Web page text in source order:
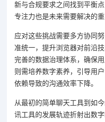
新与合规要求之间找到平衡
专注力也是未来需要解决的重
应对这些挑战需要多方协同
准统一，提升浏览器对前沿
完善的数据治理体系，确保
则需培养数字素养，引导用
依赖导致的沟通效率下降。
从最初的简单聊天工具到如
讯工具的发展轨迹折射出数